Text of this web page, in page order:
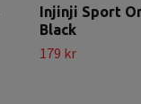
Injinji Sport
Black
179 kr